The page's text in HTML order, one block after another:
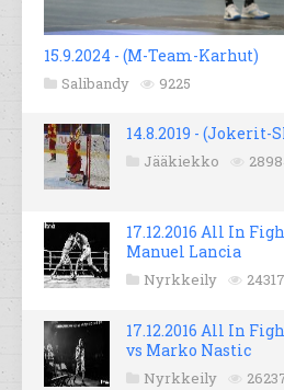
15.9.2024 - (M-Team-Karhut)
Salibandy 9225
14.8.2019 - (Jokerit-
Jääkiekko
17.12.2016 All In
Manuel Lancia
Nyrkkeily 24317
17.12.2016 All In
vs Marko Nastic
Nyrkkeily